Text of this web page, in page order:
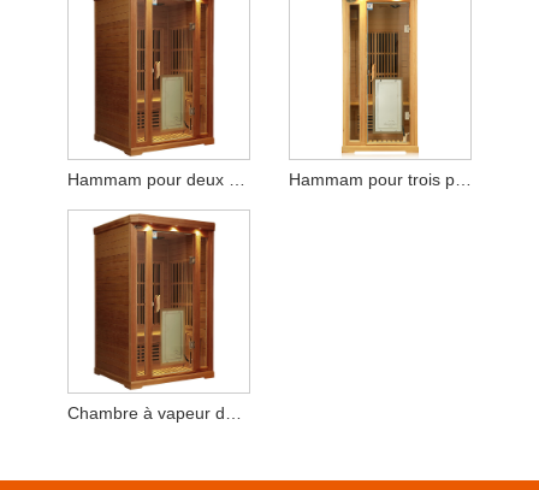
Hammam pour deux personnes Hammam pour trois personnes